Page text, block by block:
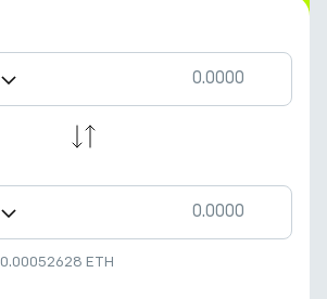
0.00052628 ETH